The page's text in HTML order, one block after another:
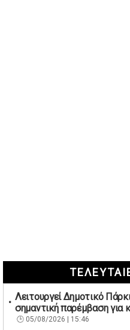
Λειτουργεί Δημοτικό
σημαντική παρέμβαση για
05/08/2026 | 15:46